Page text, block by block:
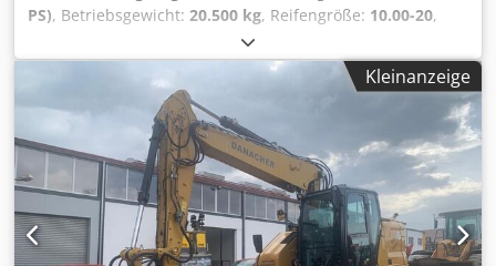
PS), Betriebsgewicht: 20.500 kg, Reifengröße: 10.00-20,
, Baujahr:
11.413 h, Ausstattung:Klimaanlage, Liebherr A920 Litronic
Baujahr 2016 Betriebsstunden 11.413 std. Geschlossene
Kabine Klimaanlage Radio Rückfahrkamera
Verstellausleger Stiel: 2,60m. Vollverrohrung (Hammer-,
Greifer-, Schere-) Schnellwechsler SW48 Likufix
Zentralschmieranlage Hydr. Grabenraumlöffel 2,00m. breit
Reifengröße: 10.00-20 ca. 30-40% erhalten
Schildabstützung Motor mit 120kW CE Dwsdpfx Aezd S N
Asidsa Betriebsgewicht: 20,5 to.
Kleinanzeige